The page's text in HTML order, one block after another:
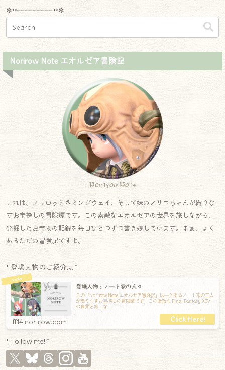
✼••┈┈┈┈┈┈┈┈┈••✼
Norirow Note エオルゼア冒険記
Norirow Note
これは、ノリロゥとネミングウェイ、そして妹のノリコちゃんが織りな
すお宝探しの冒険譚です。この素敵なエオルゼアの世界を旅しながら、
発掘したお宝物の記録を毎日ひとつずつ書き残しています。まぁ、よく
あるただの冒険記ですよ。
* 登場人物のご紹介.｡.:*
登場人物：ノート家の人々
この『Norirow Note エオルゼア冒険記』は―とあるノート家の三人
が織りなすお宝探しの冒険譚です。この素敵な Final Fantasy XIV
の世界を旅しな
ff14.norirow.com
* Follow me! *